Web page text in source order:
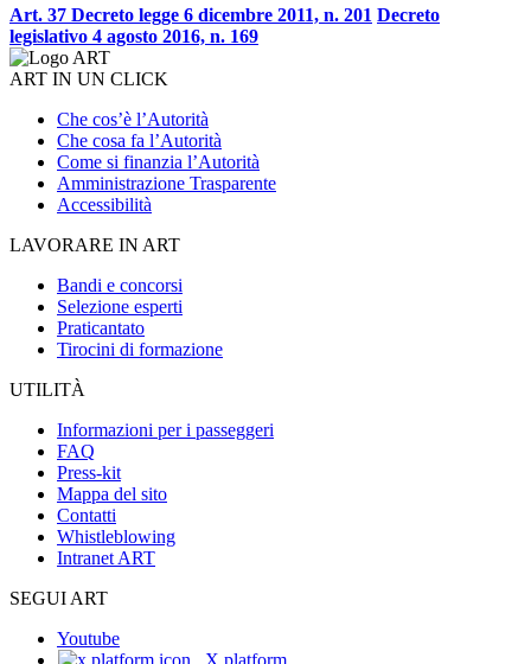
Art. 37 Decreto legge 6 dicembre 2011, n. 201 Decreto
legislativo 4 agosto 2016, n. 169
ART IN UN CLICK
Che cos’è l’Autorità
Che cosa fa l’Autorità
Come si finanzia l’Autorità
Amministrazione Trasparente
Accessibilità
LAVORARE IN ART
Bandi e concorsi
Selezione esperti
Praticantato
Tirocini di formazione
UTILITÀ
Informazioni per i passeggeri
FAQ
Press-kit
Mappa del sito
Contatti
Whistleblowing
Intranet ART
SEGUI ART
Youtube
X platform